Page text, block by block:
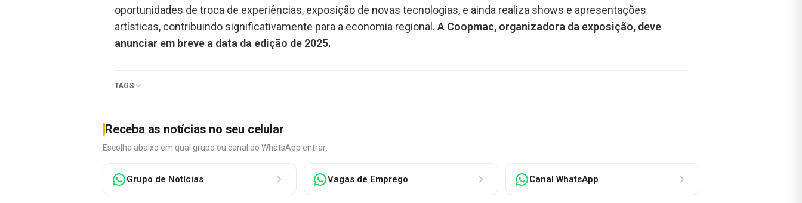
oportunidades de troca de experiências, exposição de novas tecnologias, e ainda realiza shows e apresentações
artísticas, contribuindo significativamente para a economia regional. A Coopmac, organizadora da exposição, deve
anunciar em breve a data da edição de 2025.
TAGS
Receba as notícias no seu celular
Escolha abaixo em qual grupo ou canal do WhatsApp entrar:
Grupo de Notícias Vagas de Emprego Canal WhatsApp